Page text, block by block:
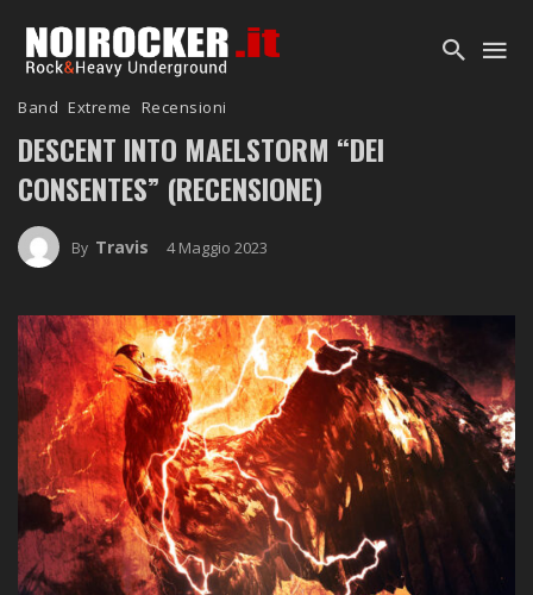
Band Extreme Recensioni
DESCENT INTO MAELSTORM “DEI
CONSENTES” (RECENSIONE)
By Travis 4 Maggio 2023